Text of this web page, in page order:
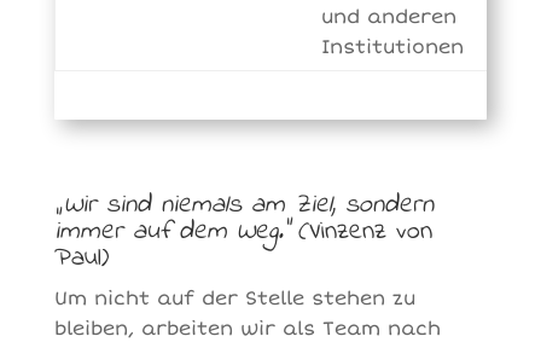
und anderen
Institutionen
„Wir sind niemals am Ziel, sondern
immer auf dem Weg.“(Vinzenz von
Paul)
Um nicht auf der Stelle stehen zu
bleiben, arbeiten wir als Team nach